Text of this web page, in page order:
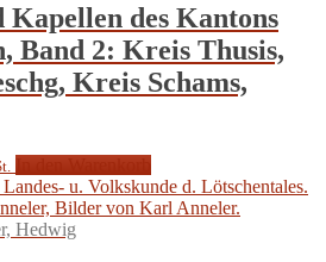
des Kantons
Band 2: Kreis Thusis,
Kreis Schams,
Hedwig